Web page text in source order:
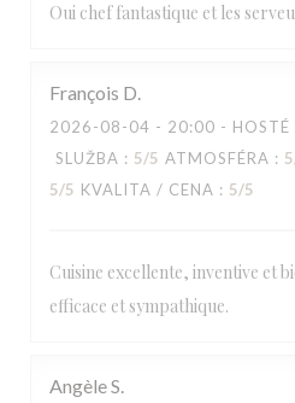
Oui chef fantastique et les
François D
2026-08-04 - 20:00 - HOSTÉ
SLUŽBA : 5/5 ATMOSFÉRA : 5
5/5 KVALITA / CENA : 5/5
Cuisine excellente, inventive et
efficace et sympathique.
AngèleS
LA TABLE DE